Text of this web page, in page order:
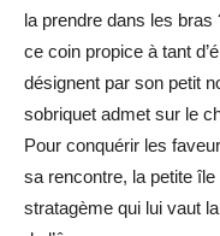
la prendre dans les
ce coin propice à tant
désignent par son petit
sobriquet admet sur le
Pour conquérir les
sa rencontre, la petite
stratagème qui lui vaut